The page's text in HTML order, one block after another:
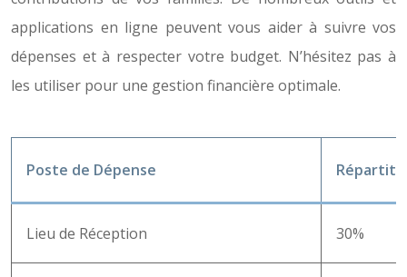
applications en ligne peuvent vous aider à suivre vos
dépenses et à respecter votre budget. N’hésitez pas à
les utiliser pour une gestion financière optimale.
Poste de Dépense
Lieu de Réception 30%